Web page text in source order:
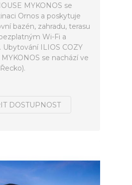
MYKONOS se
Ornos a poskytuje
bazén, zahradu, terasu
Wi-Fi a
Ubytování ILIOS COZY
se nachází ve
DOSTUPNOST